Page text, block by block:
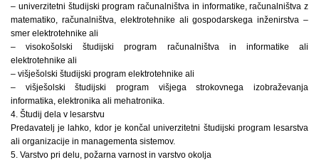
– univerzitetni študijski program računalništva in informatike, računalništva z
matematiko, računalništva, elektrotehnike ali gospodarskega inženirstva –
smer elektrotehnike ali
– visokošolski študijski program računalništva in informatike ali
elektrotehnike ali
– višješolski študijski program elektrotehnike ali
– višješolski študijski program višjega strokovnega izobraževanja
informatika, elektronika ali mehatronika.
4. Študij dela v lesarstvu
Predavatelj je lahko, kdor je končal univerzitetni študijski program lesarstva
ali organizacije in managementa sistemov.
5. Varstvo pri delu, požarna varnost in varstvo okolja